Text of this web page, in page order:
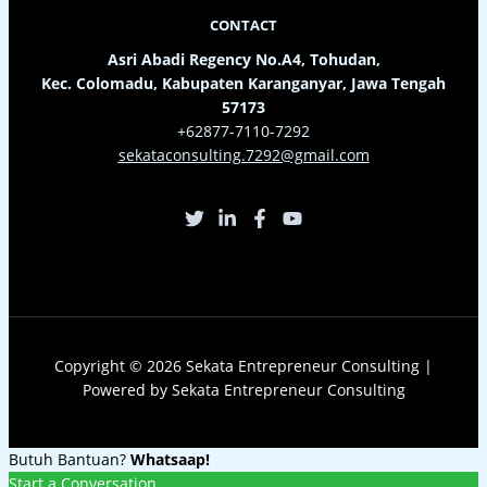
CONTACT
Asri Abadi Regency No.A4, Tohudan,
Kec. Colomadu, Kabupaten Karanganyar, Jawa Tengah
57173
+62877-7110-7292
sekataconsulting.7292@gmail.com
Copyright © 2026 Sekata Entrepreneur Consulting |
Powered by Sekata Entrepreneur Consulting
Butuh Bantuan? Whatsaap!